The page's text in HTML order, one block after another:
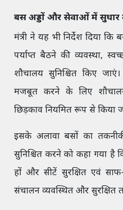
बस अड्डों और सेवाओं में सुधार
मंत्री ने यह भी निर्देश दिया कि
पर्याप्त बैठने की व्यवस्था,
शौचालय सुनिश्चित किए
मजबूत करने के लिए
छिड़काव नियमित रूप से किया
इसके अलावा बसों का
सुनिश्चित करने को कहा गया है
हों और सीटें सुरक्षित एवं
संचालन व्यवस्थित और सुरक्षित